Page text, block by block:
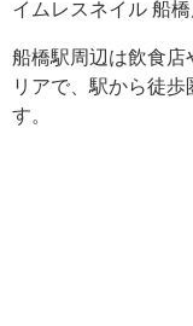
イムレスネイル 船
船橋駅周辺は飲食店
リアで、駅から徒
す。